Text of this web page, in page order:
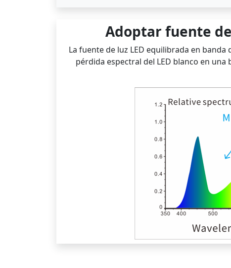
Adoptar fuente
La fuente de luz LED equilibrada en
pérdida espectral del LED blanco en